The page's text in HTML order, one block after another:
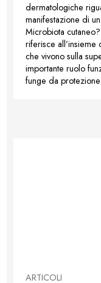
dermatologiche
manifestazione di
Microbiota
riferisce all’insieme
che vivono sulla
importante ruolo
funge da
ARTICOLI